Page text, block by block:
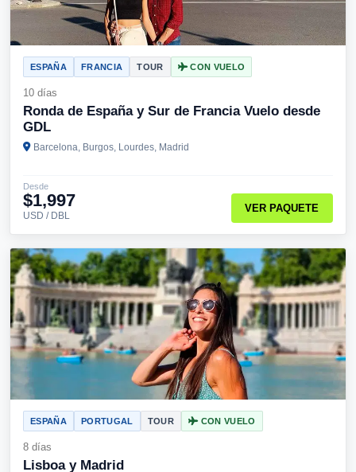
ESPAÑA FRANCIA TOUR CON VUELO
10 días
Ronda de España y Sur de Francia Vuelo desde
GDL
Barcelona, Burgos, Lourdes, Madrid
Desde
$1,997
USD / DBL
VER PAQUETE
ESPAÑA PORTUGAL TOUR CON VUELO
8 días
Lisboa y Madrid